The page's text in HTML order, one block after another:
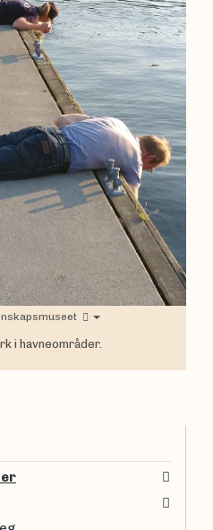
i havneområder.